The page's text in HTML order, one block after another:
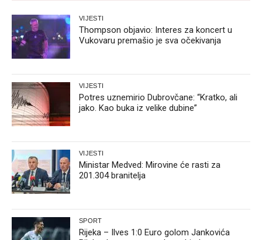
VIJESTI
Thompson objavio: Interes za koncert u
Vukovaru premašio je sva očekivanja
VIJESTI
Potres uznemirio Dubrovčane: “Kratko, ali
jako. Kao buka iz velike dubine”
VIJESTI
Ministar Medved: Mirovine će rasti za
201.304 branitelja
SPORT
Rijeka – Ilves 1:0 Euro golom Jankovića